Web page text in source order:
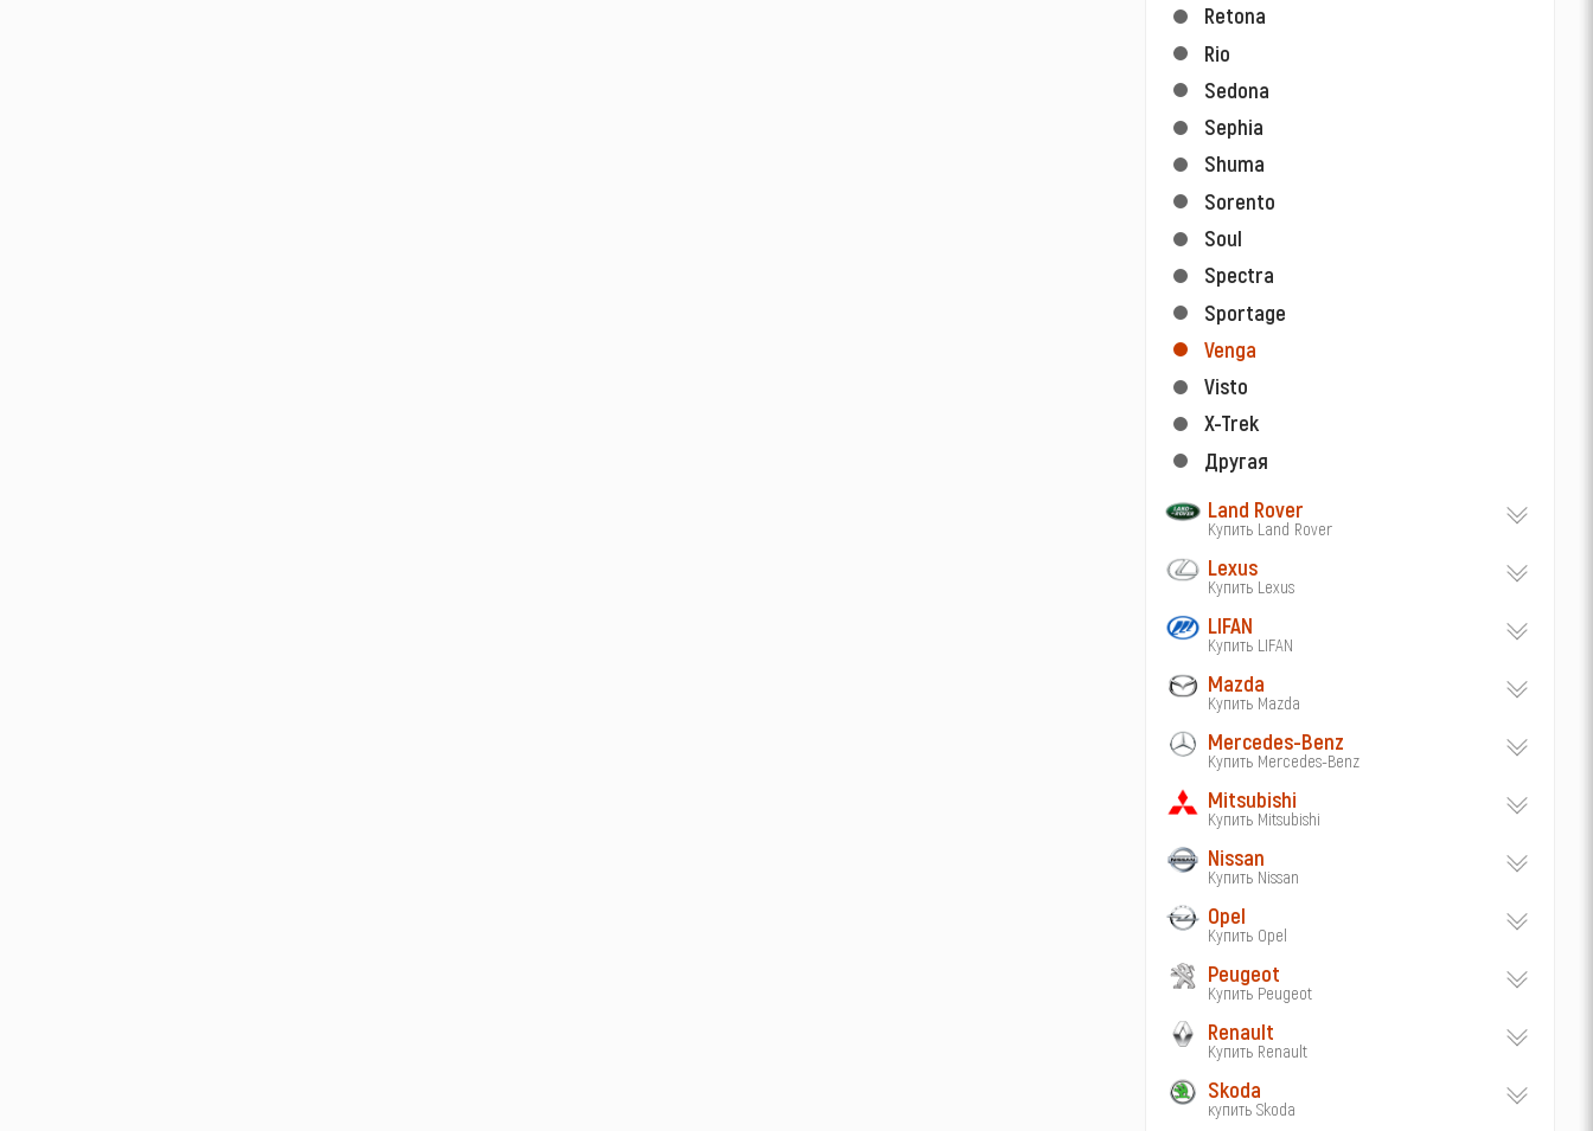
Retona
Rio
Sedona
Sephia
Shuma
Sorento
Soul
Spectra
Sportage
Venga
Visto
X-Trek
Другая
Land Rover
Купить Land Rover
Lexus
Купить Lexus
LIFAN
Купить LIFAN
Mazda
Купить Mazda
Mercedes-Benz
Купить Mercedes-Benz
Mitsubishi
Купить Mitsubishi
Nissan
Купить Nissan
Opel
Купить Opel
Peugeot
Купить Peugeot
Renault
Купить Renault
Skoda
купить Skoda